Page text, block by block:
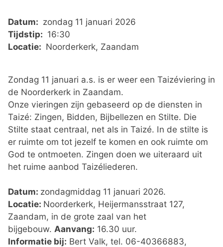
Datum: zondag 11 januari 2026
Tijdstip: 16:30
Locatie: Noorderkerk, Zaandam
Zondag 11 januari a.s. is er weer een Taizéviering in
de Noorderkerk in Zaandam.
Onze vieringen zijn gebaseerd op de diensten in
Taizé: Zingen, Bidden, Bijbellezen en Stilte. Die
Stilte staat centraal, net als in Taizé. In de stilte is
er ruimte om tot jezelf te komen en ook ruimte om
God te ontmoeten. Zingen doen we uiteraard uit
het ruime aanbod Taizéliederen.
Datum: zondagmiddag 11 januari 2026.
Locatie: Noorderkerk, Heijermansstraat 127,
Zaandam, in de grote zaal van het
bijgebouw. Aanvang: 16.30 uur.
Informatie bij: Bert Valk, tel. 06-40366883,